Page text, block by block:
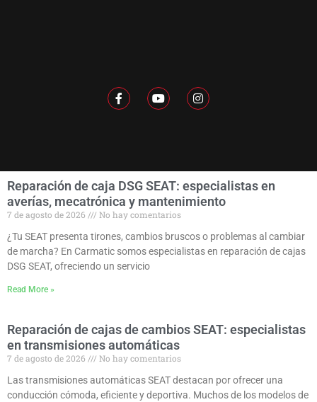
a
c
e
-
f
o
u
t
n
s
t
m
Reparación de caja DSG SEAT: especialistas en
averías, mecatrónica y mantenimiento
7 de agosto de 2026
No hay comentarios
¿Tu SEAT presenta tirones, cambios bruscos o problemas al cambiar
de marcha? En Carmatic somos especialistas en reparación de cajas
DSG SEAT, ofreciendo un servicio
Read More »
Reparación de cajas de cambios SEAT: especialistas
en transmisiones automáticas
7 de agosto de 2026
No hay comentarios
Las transmisiones automáticas SEAT destacan por ofrecer una
conducción cómoda, eficiente y deportiva. Muchos de los modelos de